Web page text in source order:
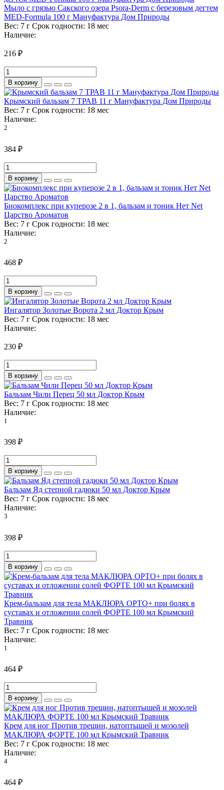
Мыло с грязью Сакского озера Psora-Derm с березовым дегтем
MED-Formula 100 г Мануфактура Дом Природы
Вес: 7 г Срок годности: 18 мес
Наличие:
216 ₽
В корзину
Крымский бальзам 7 ТРАВ 11 г Мануфактура Дом Природы
Вес: 7 г Срок годности: 18 мес
Наличие:
2
384 ₽
В корзину
Биокомплекс при куперозе 2 в 1, бальзам и тоник Нет Net
Царство Ароматов
Вес: 7 г Срок годности: 18 мес
Наличие:
2
468 ₽
В корзину
Ингалятор Золотые Ворота 2 мл Доктор Крым
Вес: 7 г Срок годности: 18 мес
Наличие:
230 ₽
В корзину
Бальзам Чили Перец 50 мл Доктор Крым
Вес: 7 г Срок годности: 18 мес
Наличие:
1
398 ₽
В корзину
Бальзам Яд степной гадюки 50 мл Доктор Крым
Вес: 7 г Срок годности: 18 мес
Наличие:
3
398 ₽
В корзину
Крем-бальзам для тела МАКЛЮРА ОРТО+ при болях в
суставах и отложении солей ФОРТЕ 100 мл Крымский
Травник
Вес: 7 г Срок годности: 18 мес
Наличие:
1
464 ₽
В корзину
Крем для ног Против трещин, натоптышей и мозолей
МАКЛЮРА ФОРТЕ 100 мл Крымский Травник
Вес: 7 г Срок годности: 18 мес
Наличие:
4
464 ₽